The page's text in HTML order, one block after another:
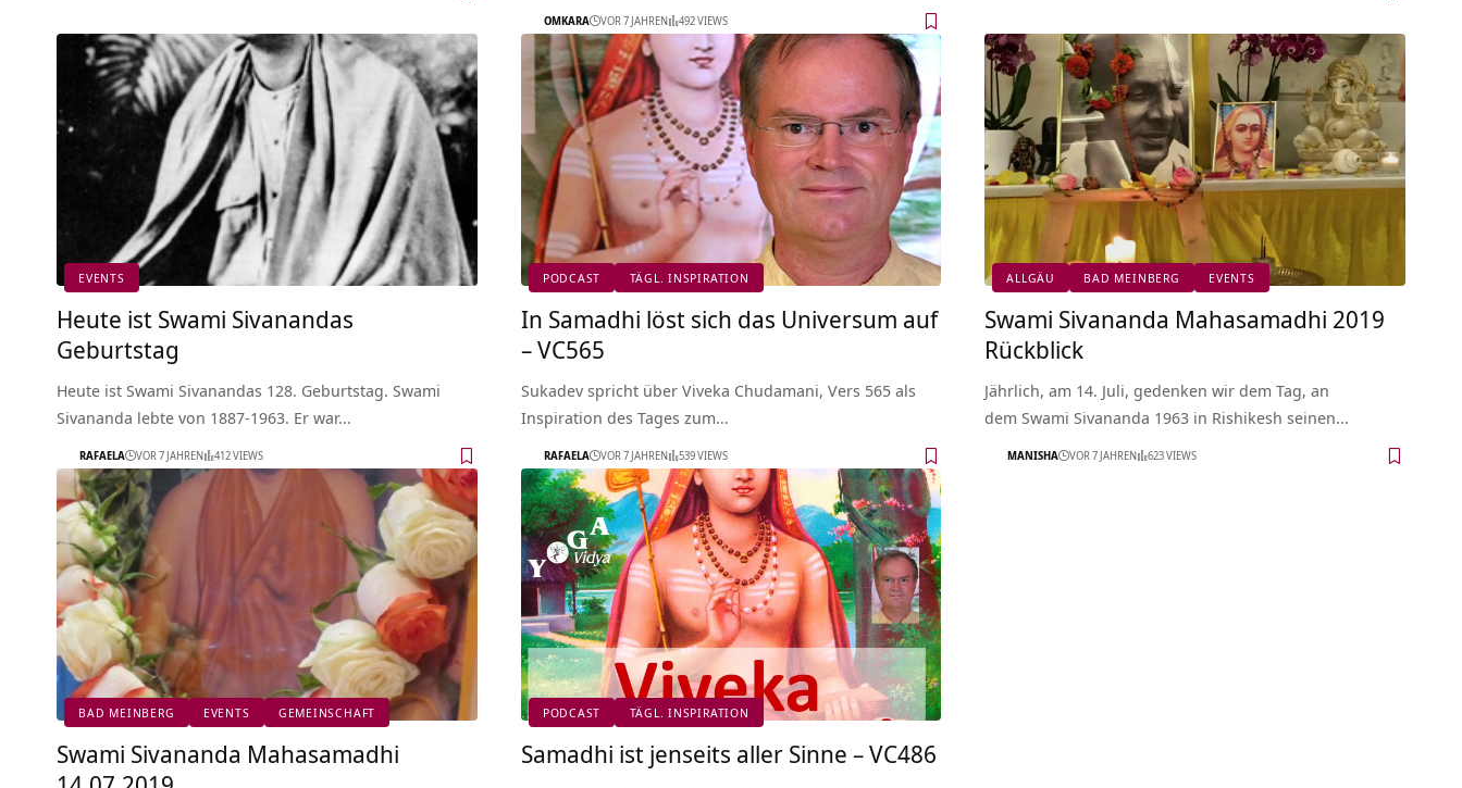
OMKARA VOR 7 JAHREN 492 VIEWS
EVENTS
Heute ist Swami Sivanandas
Geburtstag
Heute ist Swami Sivanandas 128. Geburtstag. Swami
Sivananda lebte von 1887-1963. Er war…
RAFAELA VOR 7 JAHREN 412 VIEWS
PODCAST TÄGL. INSPIRATION
In Samadhi löst sich das Universum auf
– VC565
Sukadev spricht über Viveka Chudamani, Vers 565 als
Inspiration des Tages zum…
RAFAELA VOR 7 JAHREN 539 VIEWS
ALLGÄU BAD MEINBERG EVENTS
Swami Sivananda Mahasamadhi 2019
Rückblick
Jährlich, am 14. Juli, gedenken wir dem Tag, an
dem Swami Sivananda 1963 in Rishikesh seinen…
MANISHA VOR 7 JAHREN 623 VIEWS
BAD MEINBERG EVENTS GEMEINSCHAFT
Swami Sivananda Mahasamadhi
PODCAST TÄGL. INSPIRATION
Samadhi ist jenseits aller Sinne – VC486